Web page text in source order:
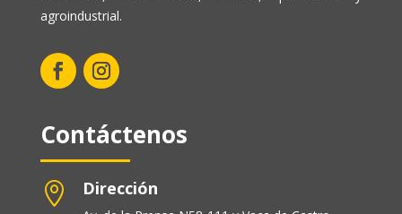
agroindustrial.
Contáctenos
 Dirección